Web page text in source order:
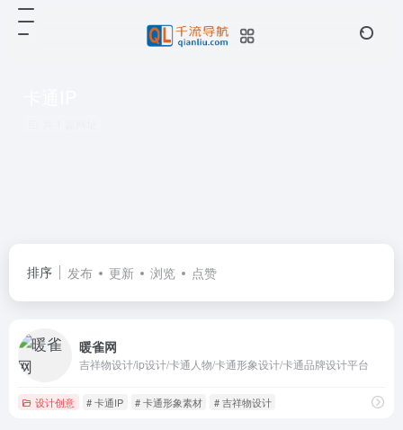
排序 发布 更新 浏览 点赞
暖雀网
吉祥物设计/ip设计/卡通人物/卡通形象设计/卡通品牌设计平台
设计创意 # 卡通IP # 卡通形象素材 # 吉祥物设计